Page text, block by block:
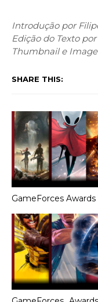
Introdução por
Edição do Texto por
Thumbnail e
SHARE THIS:
GameForces